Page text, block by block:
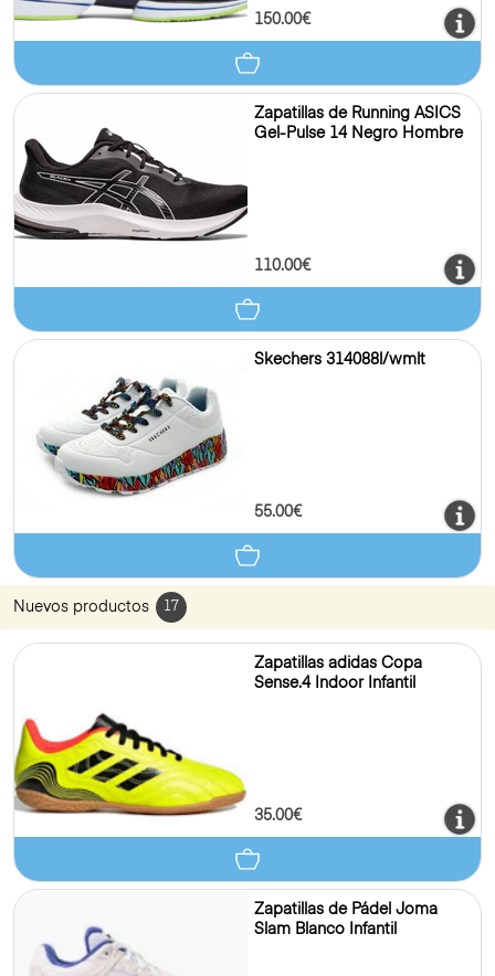
150.00€
Zapatillas de Running ASICS
Gel-Pulse 14 Negro Hombre
110.00€
Skechers 314088l/wmlt
55.00€
Nuevos productos 17
Zapatillas adidas Copa
Sense.4 Indoor Infantil
35.00€
Zapatillas de Pádel Joma
Slam Blanco Infantil